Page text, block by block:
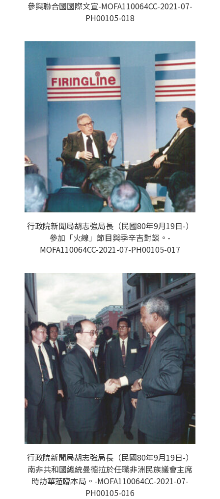
參與聯合國國際文宣-MOFA110064CC-2021-07-
PH00105-018
行政院新聞局胡志強局長（民國80年9月19日-）
參加「火線」節目與季辛吉對談。-
MOFA110064CC-2021-07-PH00105-017
行政院新聞局胡志強局長（民國80年9月19日-）
南非共和國總統曼德拉於任職非洲民族議會主席
時訪華蒞臨本局。-MOFA110064CC-2021-07-
PH00105-016